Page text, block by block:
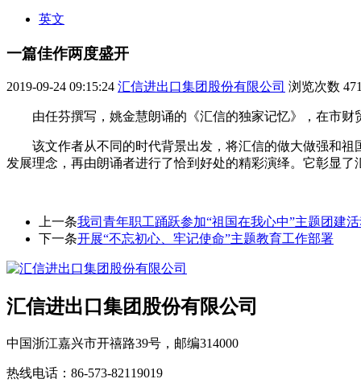
英文
一篇佳作两度盛开
2019-09-24 09:15:24 汇信进出口集团股份有限公司 浏览次数
由任芬撰写，姚金慧朗诵的《汇信的独家记忆》，在市
该文作者从不同的时代背景出发，将汇信的做大做强和
发展理念，再由朗诵者进行了恰到好处的精彩演绎。它彰显
上一条我司青年职工踊跃参加“祖国在我心中”主题团建
下一条开展“不忘初心、牢记使命”主题教育工作部署
汇信进出口集团股份有限公司
中国浙江嘉兴市开禧路39号，邮编314000
热线电话：86-573-82119019